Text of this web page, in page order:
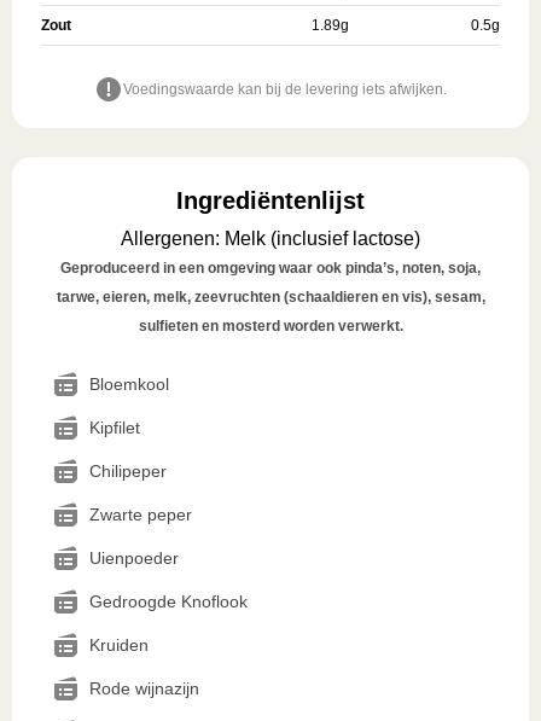
Zout 1.89g 0.5g
Voedingswaarde kan bij de levering iets afwijken.
Ingrediëntenlijst
Allergenen: Melk (inclusief lactose)
Geproduceerd in een omgeving waar ook pinda’s, noten, soja,
tarwe, eieren, melk, zeevruchten (schaaldieren en vis), sesam,
sulfieten en mosterd worden verwerkt.
Bloemkool
Kipfilet
Chilipeper
Zwarte peper
Uienpoeder
Gedroogde Knoflook
Kruiden
Rode wijnazijn